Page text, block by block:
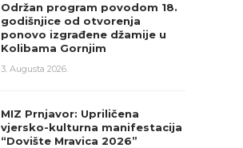
Održan program povodom 18.
godišnjice od otvorenja
ponovo izgrađene džamije u
Kolibama Gornjim
3. Augusta 2026.
MIZ Prnjavor: Upriličena
vjersko-kulturna manifestacija
“Dovište Mravica 2026”